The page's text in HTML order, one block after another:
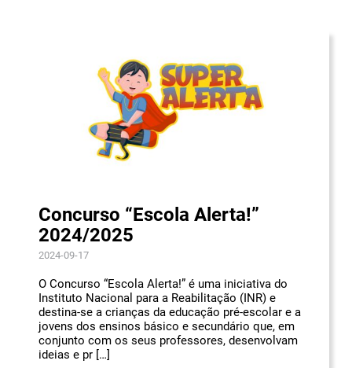
Concurso “Escola Alerta!”
2024/2025
2024-09-17
O Concurso “Escola Alerta!” é uma iniciativa do
Instituto Nacional para a Reabilitação (INR) e
destina-se a crianças da educação pré-escolar e a
jovens dos ensinos básico e secundário que, em
conjunto com os seus professores, desenvolvam
ideias e pr […]